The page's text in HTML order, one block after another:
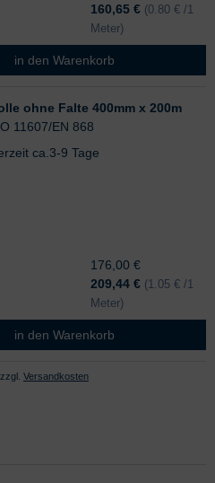
160,65 € (0.80 € /1
Meter)
Steri-Rolle ohne Falte 300mm x
in den Warenkorb
ohne Falte 400mm x 200m
11607/EN 868
ca.3-9 Tage
176,00 €
209,44 € (1.05 € /1
Meter)
Steri-Rolle ohne Falte 400mm x
in den Warenkorb
Versandkosten